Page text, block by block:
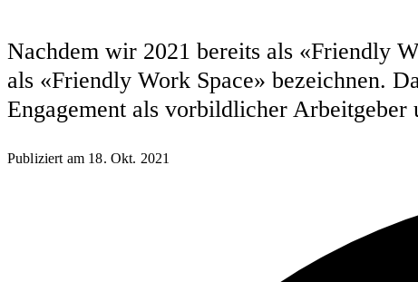
Nachdem wir 2021 bereits als «Friendly
als «Friendly Work Space» bezeichnen.
Engagement als vorbildlicher Arbeitgeber
Publiziert am 18. Okt. 2021